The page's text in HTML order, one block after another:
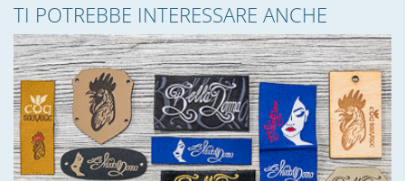
TI POTREBBE INTERESSARE ANCHE